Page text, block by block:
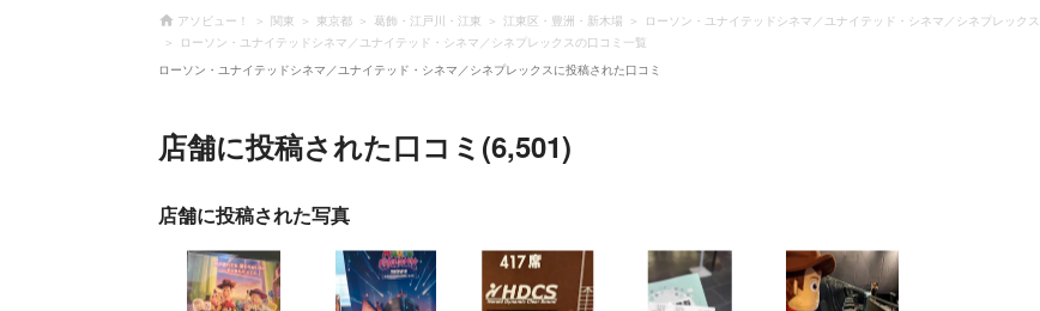
アソビュー！ 関東 東京都 葛飾・江戸川・江東 江東区・豊洲・新木場
ローソン・ユナイテッドシネマ／ユナイテッド・シネマ／シネプレックス
ローソン・ユナイテッドシネマ／ユナイテッド・シネマ／シネプレックスの口コミ一覧
ローソン・ユナイテッドシネマ／ユナイテッド・シネマ／シネプレックスに投稿された口コミ
店舗に投稿された口コミ(6,501)
店舗に投稿された写真